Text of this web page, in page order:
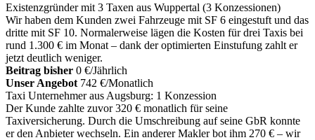
Existenzgründer mit 3 Taxen aus Wuppertal (3 Konzessionen)
Wir haben dem Kunden zwei Fahrzeuge mit SF 6 eingestuft und das
dritte mit SF 10. Normalerweise lägen die Kosten für drei Taxis bei
rund 1.300 € im Monat – dank der optimierten Einstufung zahlt er
jetzt deutlich weniger.
Beitrag bisher 0 €/Jährlich
Unser Angebot 742 €/Monatlich
Taxi Unternehmer aus Augsburg: 1 Konzession
Der Kunde zahlte zuvor 320 € monatlich für seine
Taxiversicherung. Durch die Umschreibung auf seine GbR konnte
er den Anbieter wechseln. Ein anderer Makler bot ihm 270 € – wir